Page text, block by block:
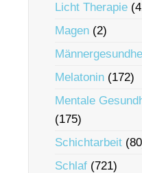
Licht Therapie
Magen (2)
Melatonin (172)
Mentale
(175)
Schichtarbeit
Schlaf (721)